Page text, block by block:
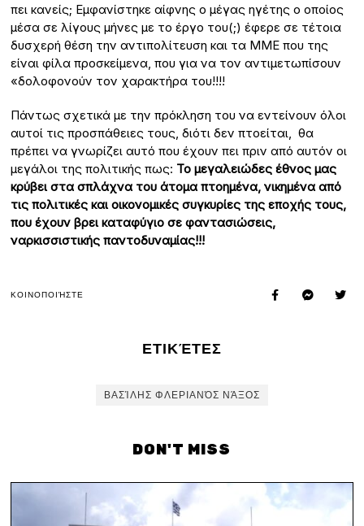
πει κανείς; Εμφανίστηκε αίφνης ο μέγας ηγέτης ο οποίος
μέσα σε λίγους μήνες με το έργο του(;) έφερε σε τέτοια
δυσχερή θέση την αντιπολίτευση και τα ΜΜΕ που της
είναι φίλα προσκείμενα, που για να τον αντιμετωπίσουν
«δολοφονούν τον χαρακτήρα του!!!!
Πάντως σχετικά με την πρόκληση του να εντείνουν όλοι
αυτοί τις προσπάθειες τους, διότι δεν πτοείται, θα
πρέπει να γνωρίζει αυτό που έχουν πει πριν από αυτόν οι
μεγάλοι της πολιτικής πως: Το μεγαλειώδες έθνος μας
κρύβει στα σπλάχνα του άτομα πτοημένα, νικημένα από
τις πολιτικές και οικονομικές συγκυρίες της εποχής τους,
που έχουν βρει καταφύγιο σε φαντασιώσεις,
ναρκισσιστικής παντοδυναμίας!!!
ΚΟΙΝΟΠΟΙΉΣΤΕ
ΕΤΙΚΈΤΕΣ
ΒΑΣΊΛΗΣ ΦΛΕΡΙΑΝΌΣ ΝΆΞΟΣ
DON'T MISS